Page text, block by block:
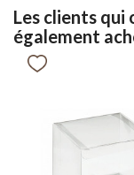
Les clients
également